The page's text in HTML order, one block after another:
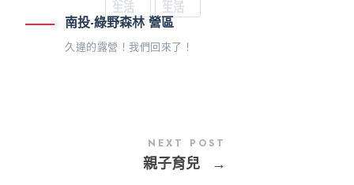
生活 生活
南投-綠野森林 營區
久違的露營！我們回來了！
NEXT POST
親子育兒 →